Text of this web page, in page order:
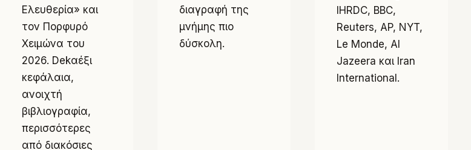
Ελευθερία» και
τον Πορφυρό
Χειμώνα του
2026. Dekαέξι
κεφάλαια,
ανοιχτή
βιβλιογραφία,
περισσότερες
από διακόσιες
διαγραφή της
μνήμης πιο
δύσκολη.
IHRDC, BBC,
Reuters, AP, NYT,
Le Monde, Al
Jazeera και Iran
International.